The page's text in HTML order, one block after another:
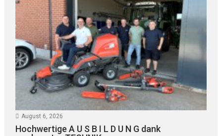
August 6, 2026
Hochwertige A U S B I L D U N G dank